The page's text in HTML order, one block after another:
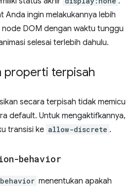
Anda ingin melakukannya lebih
DOM dengan waktu tunggu
selesai terlebih dahulu.
properti terpisah
secara terpisah tidak memicu
default. Untuk mengaktifkannya,
transisi ke allow-discrete .
behavior
menentukan apakah